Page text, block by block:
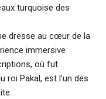
turquoise des
dresse au cœur de la
immersive
où fut
roi Pakal, est l’un des